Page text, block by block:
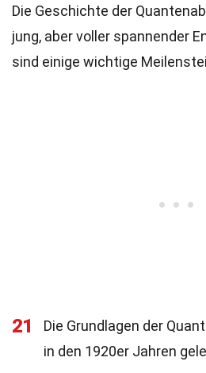
Die Geschichte der
jung, aber voller spannender
sind einige wichtige
21
Die Grundlagen der
in den 1920er Jahren